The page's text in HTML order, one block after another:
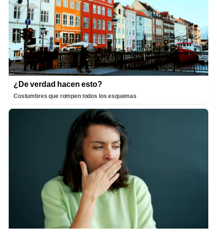
¿De verdad hacen esto?
Costumbres que rompen todos los esquemas